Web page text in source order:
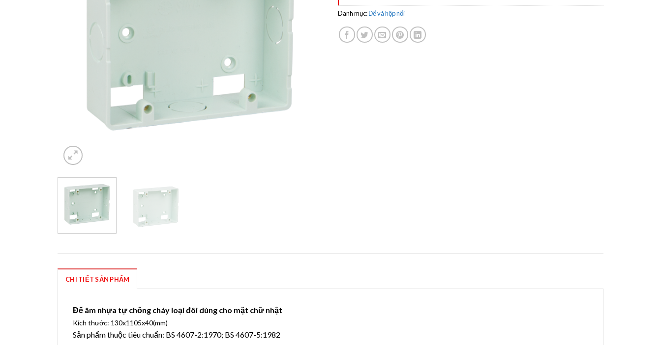
Danh mục:Đế và hộp nối
CHI TIẾT SẢN PHẨM
Đế âm nhựa tự chống cháy loại đôi dùng cho mặt chữ nhật
Kích thước: 130x1105x40(mm)
Sản phẩm thuộc tiêu chuẩn: BS 4607-2:1970; BS 4607-5:1982